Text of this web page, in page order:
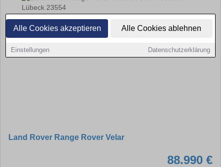
Alle Cookies akzeptieren Alle Cookies ablehnen
Einstellungen Datenschutzerklärung
Land Rover Range Rover Velar
88.990 €